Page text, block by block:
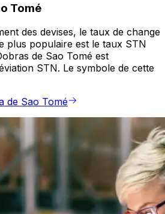
Tomé
des devises, le taux de change
plus populaire est le taux STN
de Sao Tomé est
STN. Le symbole de cette
de Sao Tomé